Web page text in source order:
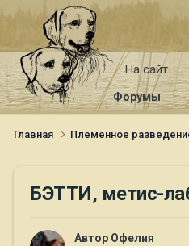
На сайт
Форумы
Главная Племенное
БЭТТИ, метис-
Автор Офелия